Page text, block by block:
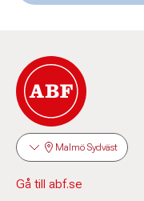
Malmö Sydväst
Gå till abf.se